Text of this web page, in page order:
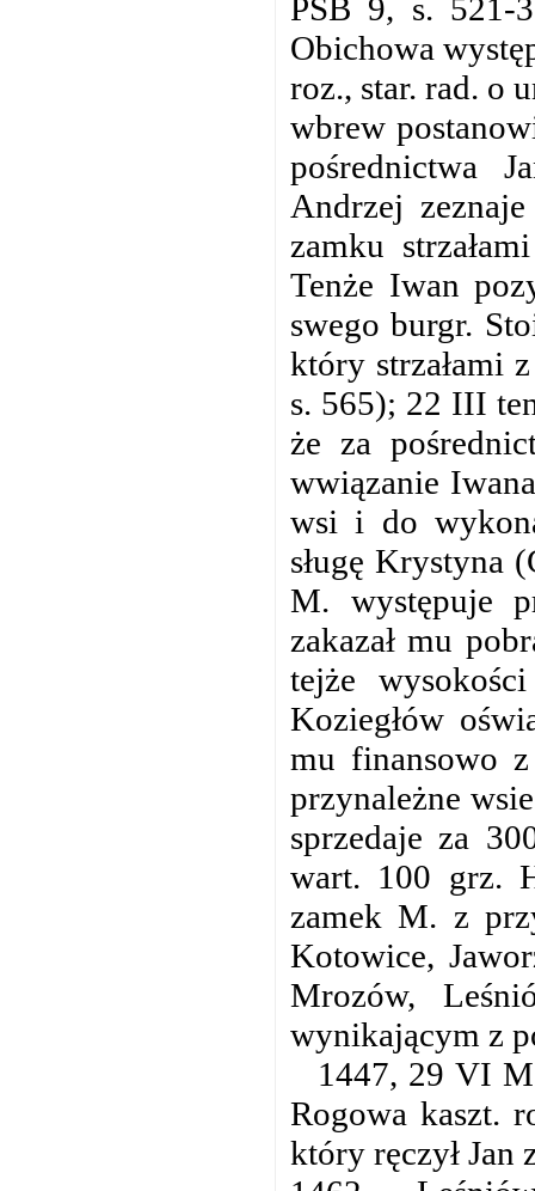
PSB 9, s.
Obichowa
roz., star. rad. o
wbrew
pośrednictwa
Andrzej
zamku
Tenże Iwan
swego burgr.
który strzałami
s. 565); 22 III
że za
wwiązanie
wsi i do
sługę Krystyna
M. występuje
zakazał mu
tejże
Koziegłów
mu finansowo
przynależne
sprzedaje za
wart. 100 grz.
zamek M. z
Kotowice,
Mrozów,
wynikającym z
1447, 29 VI
Rogowa kaszt.
który ręczył Jan